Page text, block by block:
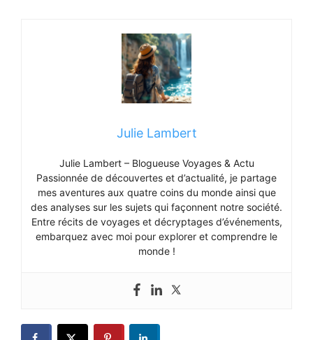
Julie Lambert
Julie Lambert – Blogueuse Voyages & Actu
Passionnée de découvertes et d’actualité, je partage
mes aventures aux quatre coins du monde ainsi que
des analyses sur les sujets qui façonnent notre société.
Entre récits de voyages et décryptages d’événements,
embarquez avec moi pour explorer et comprendre le
monde !